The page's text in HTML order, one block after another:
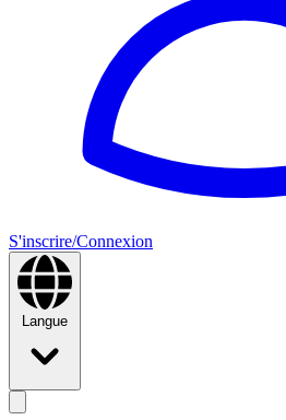
S'inscrire/Connexion
Langue